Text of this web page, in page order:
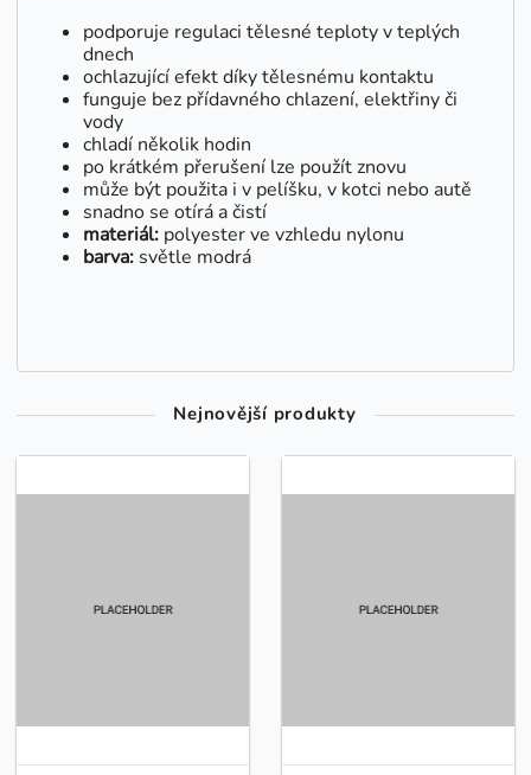
podporuje regulaci tělesné teploty v teplých
dnech
ochlazující efekt díky tělesnému kontaktu
funguje bez přídavného chlazení, elektřiny či
vody
chladí několik hodin
po krátkém přerušení lze použít znovu
může být použita i v pelíšku, v kotci nebo autě
snadno se otírá a čistí
materiál: polyester ve vzhledu nylonu
barva: světle modrá
Nejnovější produkty